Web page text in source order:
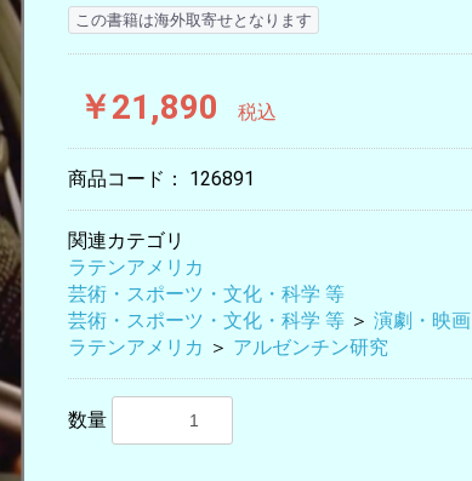
この書籍は海外取寄せとなります
￥21,890 税込
商品コード： 126891
関連カテゴリ
ラテンアメリカ
芸術・スポーツ・文化・科学 等
芸術・スポーツ・文化・科学 等 ＞ 演劇・映画
ラテンアメリカ ＞ アルゼンチン研究
数量